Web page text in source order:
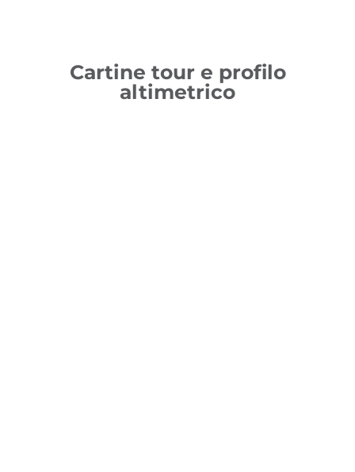
Cartine tour e profilo
altimetrico